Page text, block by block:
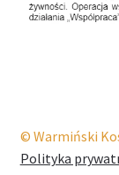
© Warmiński
Polityka